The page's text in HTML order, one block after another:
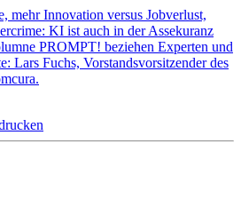
mehr Innovation versus Jobverlust,
KI ist auch in der Assekuranz
PROMPT! beziehen Experten und
Lars Fuchs, Vorstandsvorsitzender des